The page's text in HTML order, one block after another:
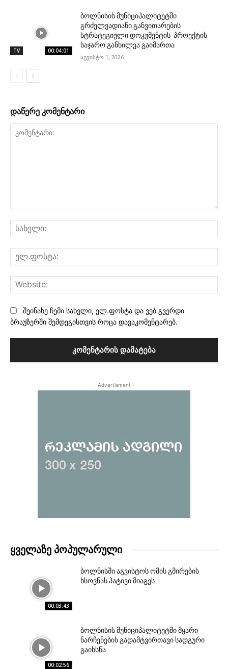
TV 00:04:01
ბოლნისის მუნიციპალიტეტში
გრძელვადიანი განვითარების
სტრატეგიული დოკუმენტის პროექტის
საჯარო განხილვა გაიმართა
აგვისტო 1, 2026
დაწერე კომენტარი
შეინახე ჩემი სახელი, ელ.ფოსტა და ვებ გვერდი
ბრაუზერში შემდეგისთვის როცა დავაკომენტარებ.
- Advertisment -
ᲧᲕᲔᲚᲐᲖᲔ ᲞᲝᲞᲣᲚᲐᲠᲣᲚᲘ
00:03:43
ბოლნისში აგვისტოს ომის გმირების
ხსოვნას პატივი მიაგეს
00:02:56
ბოლნისის მუნიციპალიტეტში მყარი
ნარჩენების გადამტვირთავი სადგური
გაიხსნა